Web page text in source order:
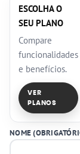
ESCOLHA O
SEU PLANO
Compare
funcionalidades
e benefícios.
VER
PLANOS
NOME